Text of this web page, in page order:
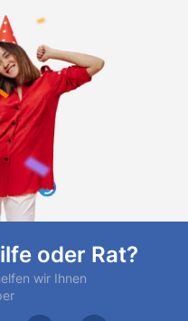
oder Rat?
wir Ihnen